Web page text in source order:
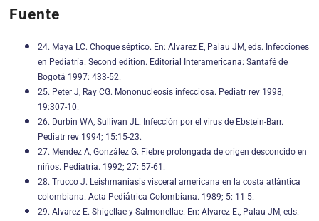
Fuente
24. Maya LC. Choque séptico. En: Alvarez E, Palau JM, eds. Infecciones
en Pediatría. Second edition. Editorial Interamericana: Santafé de
Bogotá 1997: 433-52.
25. Peter J, Ray CG. Mononucleosis infecciosa. Pediatr rev 1998;
19:307-10.
26. Durbin WA, Sullivan JL. Infección por el virus de Ebstein-Barr.
Pediatr rev 1994; 15:15-23.
27. Mendez A, González G. Fiebre prolongada de origen desconcido en
niños. Pediatría. 1992; 27: 57-61.
28. Trucco J. Leishmaniasis visceral americana en la costa atlántica
colombiana. Acta Pediátrica Colombiana. 1989; 5: 11-5.
29. Alvarez E. Shigellae y Salmonellae. En: Alvarez E., Palau JM, eds.